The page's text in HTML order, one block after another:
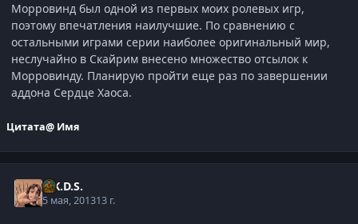
Морровинд был одной из первых моих ролевых игр,
поэтому впечатления наилучшие. По сравнению с
остальными играми серии наиболее оригинальный мир,
неслучайно в Скайрим внесено множество отсылок к
Морровинду. Планирую пройти еще раз по завершении
аддона Сердце Хаоса.
Цитата@ Имя
C.K.D.S.
5 мая, 201313 г.